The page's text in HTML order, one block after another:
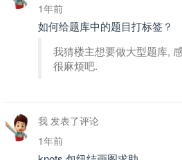
1年前
如何给题库中的题目打标签？
我猜楼主想要做大型题库,
很麻烦吧.
我 发表了评论
1年前